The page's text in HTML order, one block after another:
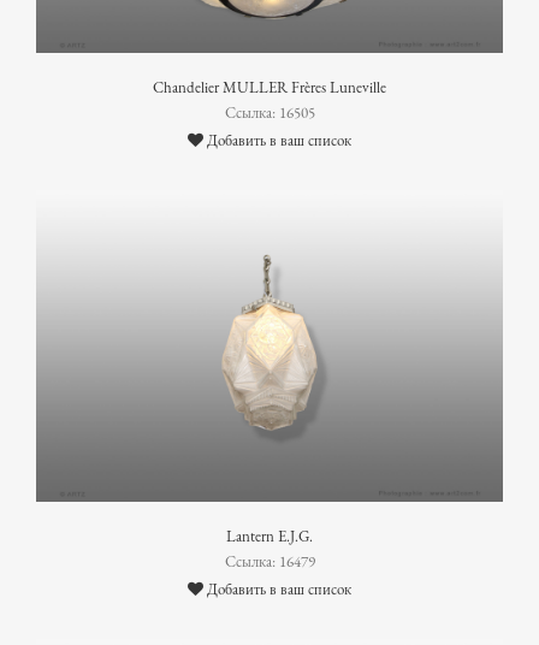
Chandelier MULLER Frères Luneville
Ссылка: 16505
Добавить в ваш список
Lantern E.J.G.
Ссылка: 16479
Добавить в ваш список